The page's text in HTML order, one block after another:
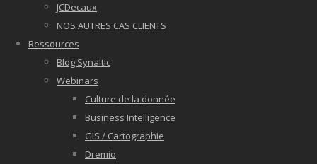
JCDecaux
NOS AUTRES CAS CLIENTS
Ressources
Blog Synaltic
Webinars
Culture de la donnée
Business Intelligence
GIS / Cartographie
Dremio